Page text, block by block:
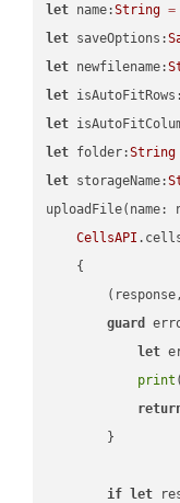
let name:String =
let saveOptions:
let newfilename:
let isAutoFitRows:
let
let folder:String
let storageName:
uploadFile(name:
CellsAPI
    {
guard
let
print (
        }
if let